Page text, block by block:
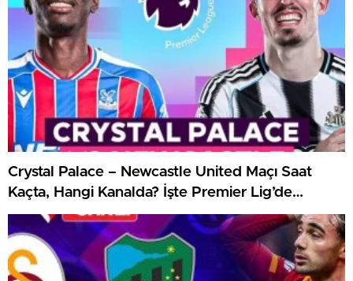
Crystal Palace – Newcastle United Maçı Saat
Kaçta, Hangi Kanalda? İşte Premier Lig’de
Haftanın Kritik Randevusu